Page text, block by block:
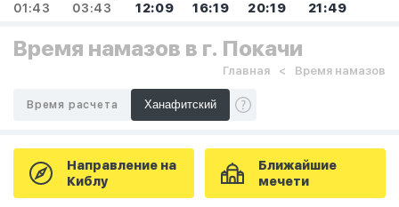
01:43 03:43 12:09 16:19 20:19 21:49
Время намазов в г. Покачи
Главная Время намазов
Время расчета
Направление на
Киблу
Ближайшие
мечети